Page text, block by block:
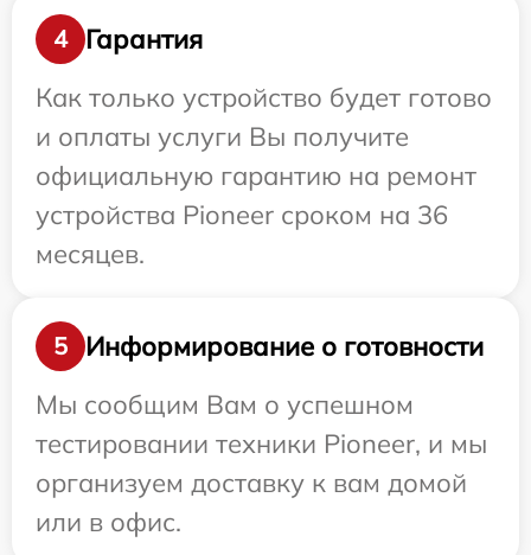
4
Гарантия
Как только устройство будет готово
и оплаты услуги Вы получите
официальную гарантию на ремонт
устройства Pioneer сроком на 36
месяцев.
5
Информирование о готовности
Мы сообщим Вам о успешном
тестировании техники Pioneer, и мы
организуем доставку к вам домой
или в офис.